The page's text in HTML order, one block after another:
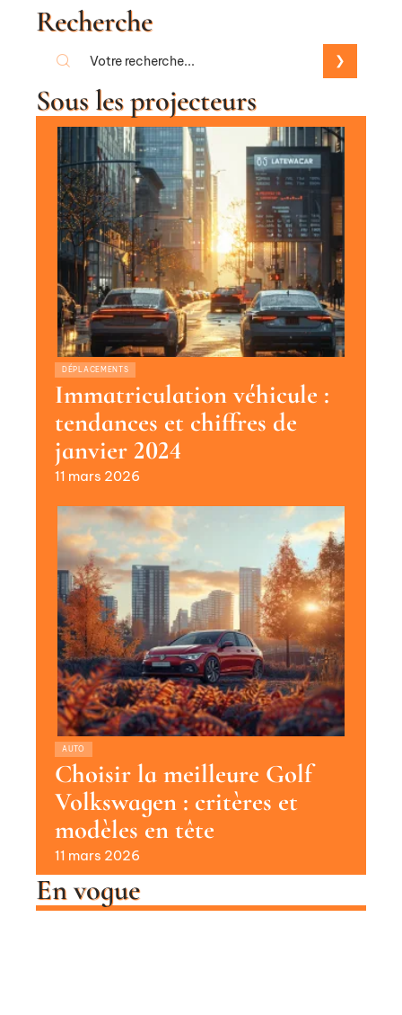
Recherche
Sous les projecteurs
DÉPLACEMENTS
Immatriculation véhicule :
tendances et chiffres de
janvier 2024
11 mars 2026
AUTO
Choisir la meilleure Golf
Volkswagen : critères et
modèles en tête
11 mars 2026
En vogue